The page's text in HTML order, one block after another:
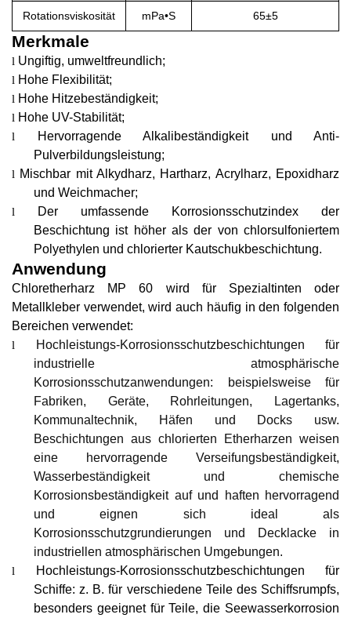
Rotationsviskosität mPa•S 65±5
Merkmale
l Ungiftig, umweltfreundlich;
l Hohe Flexibilität;
l Hohe Hitzebeständigkeit;
l Hohe UV-Stabilität;
l Hervorragende Alkalibeständigkeit und Anti-
Pulverbildungsleistung;
l Mischbar mit Alkydharz, Hartharz, Acrylharz, Epoxidharz
und Weichmacher;
l Der umfassende Korrosionsschutzindex der
Beschichtung ist höher als der von chlorsulfoniertem
Polyethylen und chlorierter Kautschukbeschichtung.
Anwendung
Chloretherharz MP 60 wird für Spezialtinten oder
Metallkleber verwendet, wird auch häufig in den folgenden
Bereichen verwendet:
l
Hochleistungs-Korrosionsschutzbeschichtungen für
industrielle atmosphärische
Korrosionsschutzanwendungen: beispielsweise für
Fabriken, Geräte, Rohrleitungen, Lagertanks,
Kommunaltechnik, Häfen und Docks usw.
Beschichtungen aus chlorierten Etherharzen weisen
eine hervorragende Verseifungsbeständigkeit,
Wasserbeständigkeit und chemische
Korrosionsbeständigkeit auf und haften hervorragend
und eignen sich ideal als
Korrosionsschutzgrundierungen und Decklacke in
industriellen atmosphärischen Umgebungen.
l Hochleistungs-Korrosionsschutzbeschichtungen für
Schiffe: z. B. für verschiedene Teile des Schiffsrumpfs,
besonders geeignet für Teile, die Seewasserkorrosion